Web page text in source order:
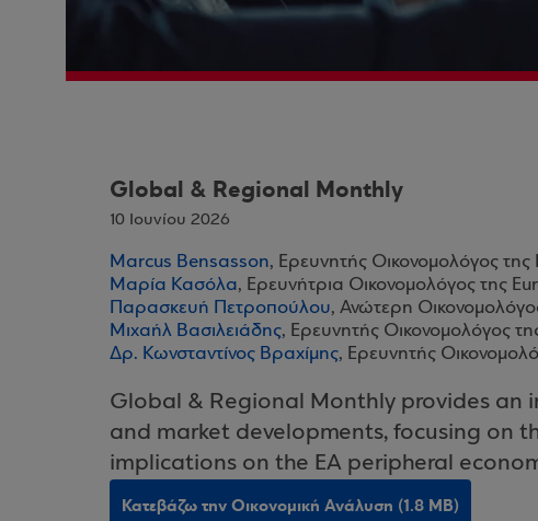
Global & Regional Monthly
10 Ιουνίου 2026
Marcus Bensasson, Ερευνητής Οικονομολόγος
Μαρία Κασόλα, Ερευνήτρια Οικονομολόγος της
Παρασκευή Πετροπούλου, Ανώτερη
Μιχαήλ Βασιλειάδης, Ερευνητής Οικονομολόγος
Δρ. Κωνσταντίνος Βραχίμης, Ερευνητής
Global & Regional Monthly provides
and market developments, focusing on
implications on the EA peripheral
Κατεβάζω την Οικονομική Ανάλυση (1.8 MB)